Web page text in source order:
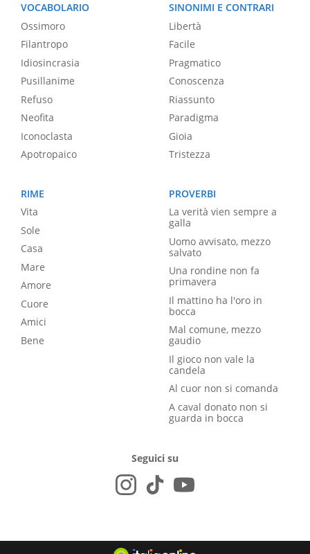
VOCABOLARIO
Ossimoro
Filantropo
Idiosincrasia
Pusillanime
Refuso
Neofita
Iconoclasta
Apotropaico
SINONIMI E CONTRARI
Libertà
Facile
Pragmatico
Conoscenza
Riassunto
Paradigma
Gioia
Tristezza
RIME
Vita
Sole
Casa
Mare
Amore
Cuore
Amici
Bene
PROVERBI
La verità vien sempre a
galla
Uomo avvisato, mezzo
salvato
Una rondine non fa
primavera
Il mattino ha l'oro in
bocca
Mal comune, mezzo
gaudio
Il gioco non vale la
candela
Al cuor non si comanda
A caval donato non si
guarda in bocca
Seguici su